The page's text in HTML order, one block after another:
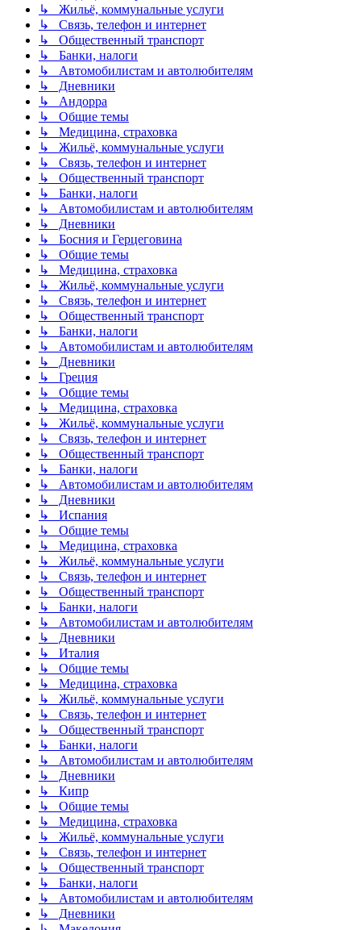
↳ Жильё, коммунальные услуги
↳ Связь, телефон и интернет
↳ Общественный транспорт
↳ Банки, налоги
↳ Автомобилистам и автолюбителям
↳ Дневники
↳ Андорра
↳ Общие темы
↳ Медицина, страховка
↳ Жильё, коммунальные услуги
↳ Связь, телефон и интернет
↳ Общественный транспорт
↳ Банки, налоги
↳ Автомобилистам и автолюбителям
↳ Дневники
↳ Босния и Герцеговина
↳ Общие темы
↳ Медицина, страховка
↳ Жильё, коммунальные услуги
↳ Связь, телефон и интернет
↳ Общественный транспорт
↳ Банки, налоги
↳ Автомобилистам и автолюбителям
↳ Дневники
↳ Греция
↳ Общие темы
↳ Медицина, страховка
↳ Жильё, коммунальные услуги
↳ Связь, телефон и интернет
↳ Общественный транспорт
↳ Банки, налоги
↳ Автомобилистам и автолюбителям
↳ Дневники
↳ Испания
↳ Общие темы
↳ Медицина, страховка
↳ Жильё, коммунальные услуги
↳ Связь, телефон и интернет
↳ Общественный транспорт
↳ Банки, налоги
↳ Автомобилистам и автолюбителям
↳ Дневники
↳ Италия
↳ Общие темы
↳ Медицина, страховка
↳ Жильё, коммунальные услуги
↳ Связь, телефон и интернет
↳ Общественный транспорт
↳ Банки, налоги
↳ Автомобилистам и автолюбителям
↳ Дневники
↳ Кипр
↳ Общие темы
↳ Медицина, страховка
↳ Жильё, коммунальные услуги
↳ Связь, телефон и интернет
↳ Общественный транспорт
↳ Банки, налоги
↳ Автомобилистам и автолюбителям
↳ Дневники